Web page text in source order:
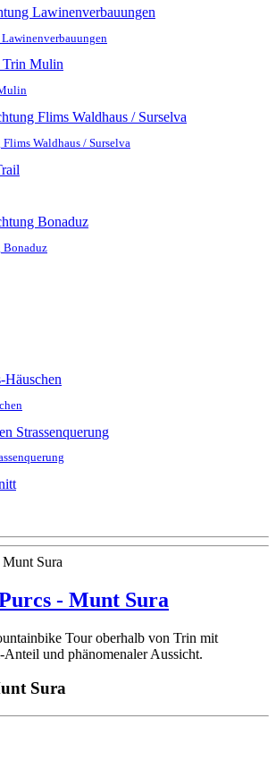
Waldhaus / Surselva
Bonaduz
- Munt Sura
Tour oberhalb von Trin mit
und phänomenaler Aussicht.
Sura